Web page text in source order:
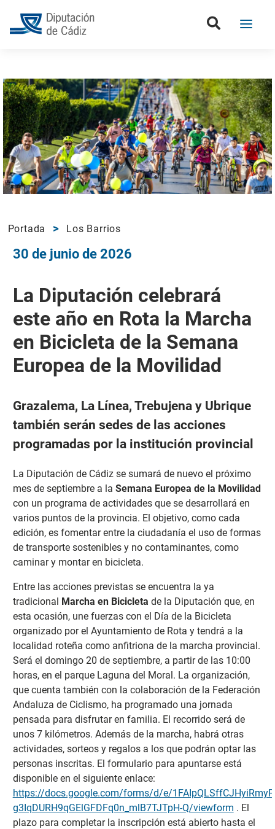
Portada Los Barrios
30 de junio de 2026
La Diputación celebrará
este año en Rota la Marcha
en Bicicleta de la Semana
Europea de la Movilidad
Grazalema, La Línea, Trebujena y Ubrique
también serán sedes de las acciones
programadas por la institución provincial
La Diputación de Cádiz se sumará de nuevo el próximo
mes de septiembre a la Semana Europea de la Movilidad
con un programa de actividades que se desarrollará en
varios puntos de la provincia. El objetivo, como cada
edición, es fomentar entre la ciudadanía el uso de formas
de transporte sostenibles y no contaminantes, como
caminar y montar en bicicleta.
Entre las acciones previstas se encuentra la ya
tradicional Marcha en Bicicleta de la Diputación que, en
esta ocasión, une fuerzas con el Día de la Bicicleta
organizado por el Ayuntamiento de Rota y tendrá a la
localidad roteña como anfitriona de la marcha provincial.
Será el domingo 20 de septiembre, a partir de las 10:00
horas, en el parque Laguna del Moral. La organización,
que cuenta también con la colaboración de la Federación
Andaluza de Ciclismo, ha programado una jornada
pensada para disfrutar en familia. El recorrido será de
unos 7 kilómetros. Además de la marcha, habrá otras
actividades, sorteos y regalos a los que podrán optar las
personas inscritas. El formulario para apuntarse está
disponible en el siguiente enlace:
https://docs.google.com/forms/d/e/
g3IqDURH9qGElGFDFq0n_mlB7TJTpH-Q/viewform . El
plazo para completar la inscripción está abierto hasta el